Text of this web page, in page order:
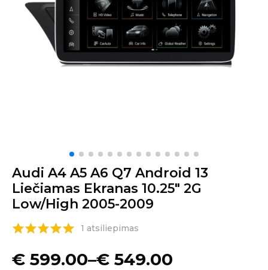
Audi A4 A5 A6 Q7 Android 13
Liečiamas Ekranas 10.25″ 2G
Low/High 2005-2009
1 atsiliepimas
€ 549.00
–
€ 599.00